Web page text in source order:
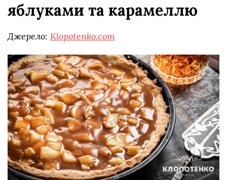
яблуками та карамеллю
Джерело: Klopotenko.com